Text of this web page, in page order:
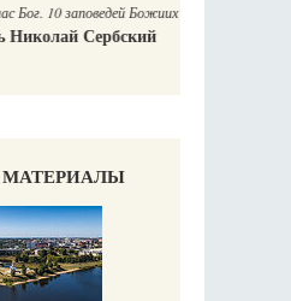
10 заповедей Божиих
Сербский